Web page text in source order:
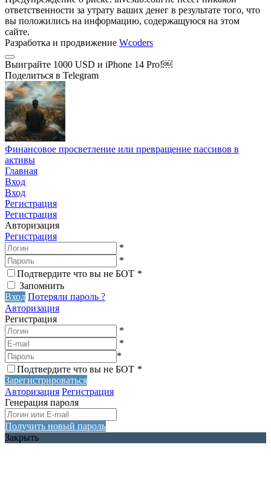
ответственности за утрату ваших денег в результате того, что
вы положились на информацию, содержащуюся на этом
сайте.
Разработка и продвижение Wcoders
Выиграйте 1000 USD и iPhone 14 Pro!￼
Поделиться в Telegram
Финансовое просветление или превращение пассивов в
активы
Главная
Вход
Вход
Регистрация
Регистрация
Авторизация
Регистрация
*
*
Подтвердите что вы не БОТ *
Запомнить
Вход Потеряли пароль ?
Авторизация
Регистрация
*
*
*
Подтвердите что вы не БОТ *
Зарегистрироваться
Авторизация Регистрация
Генерация пароля
Получить новый пароль
Закрыть